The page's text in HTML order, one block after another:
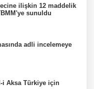
ilişkin 12 maddelik
sunuldu
adli incelemeye
i Aksa Türkiye için